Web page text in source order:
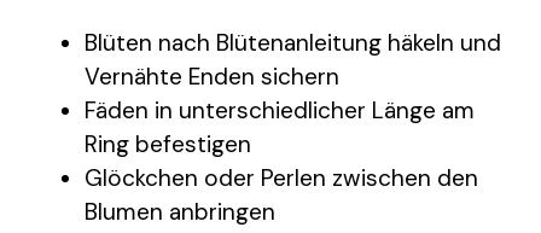
Blüten nach Blütenanleitung häkeln und
Vernähte Enden sichern
Fäden in unterschiedlicher Länge am
Ring befestigen
Glöckchen oder Perlen zwischen den
Blumen anbringen